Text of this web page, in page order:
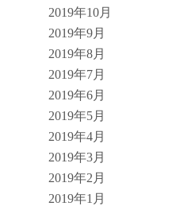
2019年10月
2019年9月
2019年8月
2019年7月
2019年6月
2019年5月
2019年4月
2019年3月
2019年2月
2019年1月